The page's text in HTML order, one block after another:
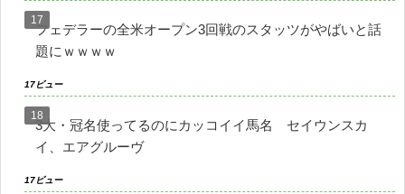
フェデラーの全米オープン3回戦のスタッツがやばいと話
題にｗｗｗｗ
17ビュー
3大・冠名使ってるのにカッコイイ馬名 セイウンスカ
イ、エアグルーヴ
17ビュー